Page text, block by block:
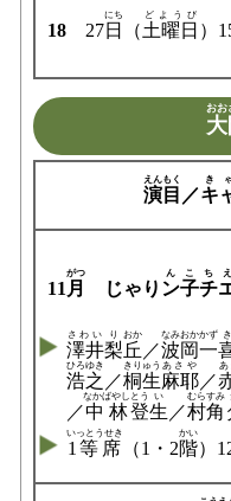
18 27日
にち
（土曜日
どようび
）
おお
演目
えんもく
／キ
き
11 月
がつ
じゃり ン
ん
子
こ
チ
ちえ
澤井
さわい
梨
り
丘
おか
／波岡
なみおか
一
かず き
浩之
ひろゆき
／桐生
きりゅう
麻耶
あさや
／
／中林
なかばやし
登
とう
生
い
／村角
むらすみ
1等席
いっとうせき
（1・2階
かい
）